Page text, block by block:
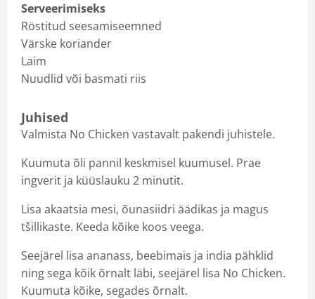
Serveerimiseks
Röstitud seesamiseemned
Värske koriander
Laim
Nuudlid või basmati riis
Juhised
Valmista No Chicken vastavalt pakendi juhistele.
Kuumuta õli pannil keskmisel kuumusel. Prae
ingverit ja küüslauku 2 minutit.
Lisa akaatsia mesi, õunasiidri äädikas ja magus
tšillikaste. Keeda kõike koos veega.
Seejärel lisa ananass, beebimais ja india pähklid
ning sega kõik õrnalt läbi, seejärel lisa No Chicken.
Kuumuta kõike, segades õrnalt.